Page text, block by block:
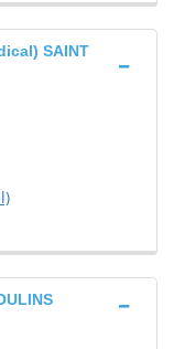
SAINT